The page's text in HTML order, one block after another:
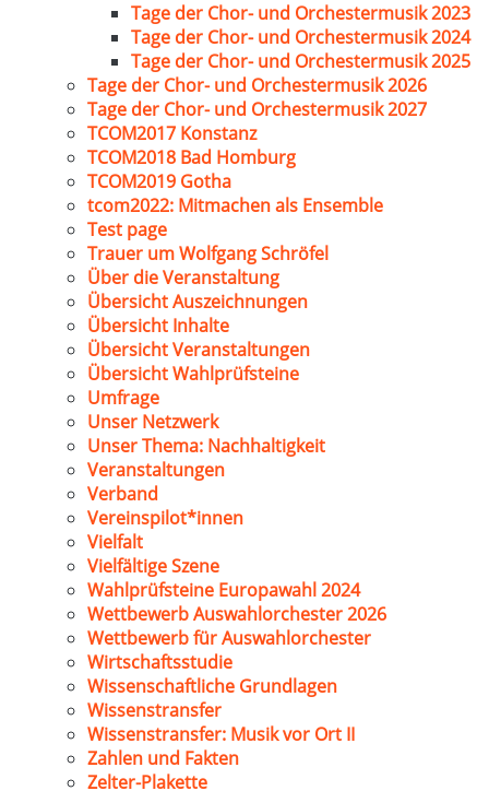
Tage der Chor- und Orchestermusik 2023
Tage der Chor- und Orchestermusik 2024
Tage der Chor- und Orchestermusik 2025
Tage der Chor- und Orchestermusik 2026
Tage der Chor- und Orchestermusik 2027
TCOM2017 Konstanz
TCOM2018 Bad Homburg
TCOM2019 Gotha
tcom2022: Mitmachen als Ensemble
Test page
Trauer um Wolfgang Schröfel
Über die Veranstaltung
Übersicht Auszeichnungen
Übersicht Inhalte
Übersicht Veranstaltungen
Übersicht Wahlprüfsteine
Umfrage
Unser Netzwerk
Unser Thema: Nachhaltigkeit
Veranstaltungen
Verband
Vereinspilot*innen
Vielfalt
Vielfältige Szene
Wahlprüfsteine Europawahl 2024
Wettbewerb Auswahlorchester 2026
Wettbewerb für Auswahlorchester
Wirtschaftsstudie
Wissenschaftliche Grundlagen
Wissenstransfer
Wissenstransfer: Musik vor Ort II
Zahlen und Fakten
Zelter-Plakette